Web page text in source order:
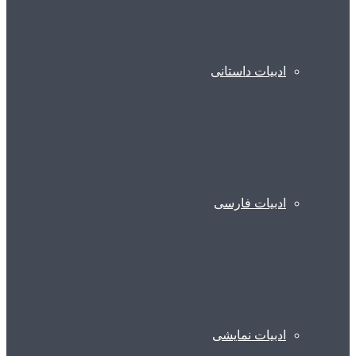
ادبیات داستانی
ادبیات فارسی
ادبیات نمایشی